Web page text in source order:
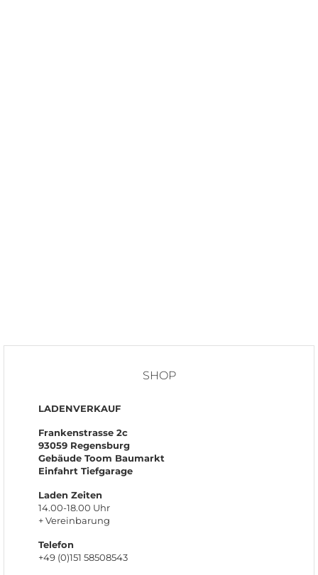
verschiedenen Ausführungen und Farben
SHOP
LADENVERKAUF
Frankenstrasse 2c
93059 Regensburg
Gebäude Toom Baumarkt
Einfahrt Tiefgarage
Laden Zeiten
14.00-18.00 Uhr
+ Vereinbarung
Telefon
+49 (0)151 58508543